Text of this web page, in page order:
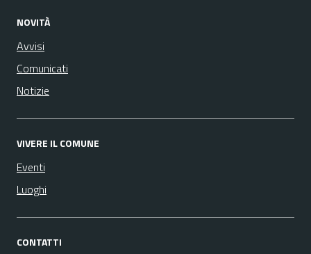
NOVITÀ
Avvisi
Comunicati
Notizie
VIVERE IL COMUNE
Eventi
Luoghi
CONTATTI